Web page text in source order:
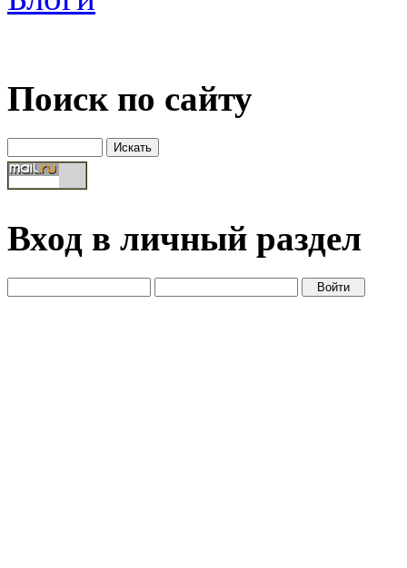
Поиск по сайту
Вход в личный раздел